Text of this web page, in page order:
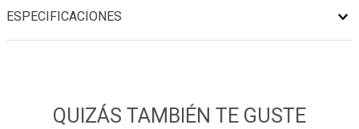
ESPECIFICACIONES
QUIZÁS TAMBIÉN TE GUSTE